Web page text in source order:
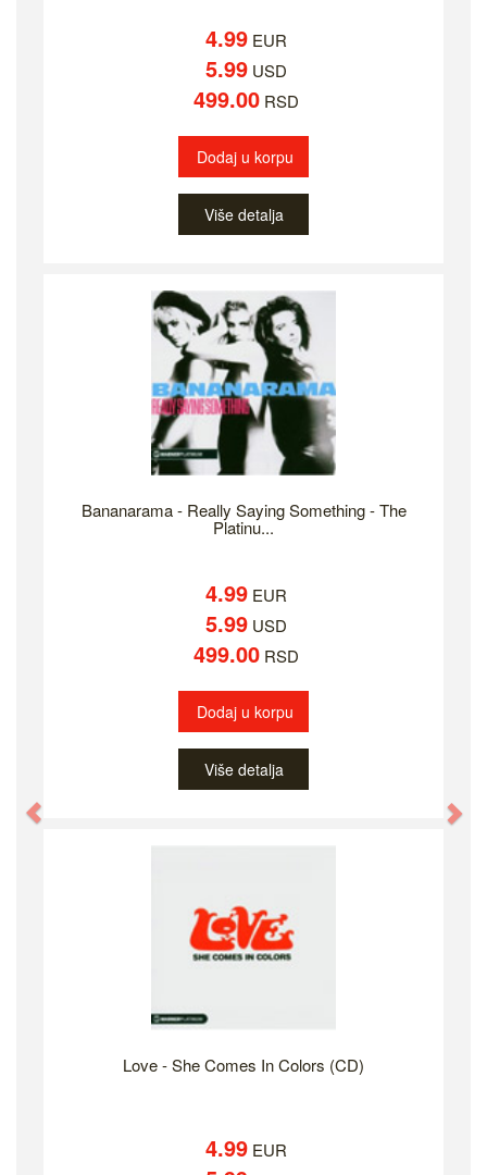
4.99 EUR
5.99 USD
499.00 RSD
Dodaj u korpu
Više detalja
Bananarama - Really Saying Something - The
Platinu...
4.99 EUR
5.99 USD
499.00 RSD
Dodaj u korpu
Više detalja
Love - She Comes In Colors (CD)
4.99 EUR